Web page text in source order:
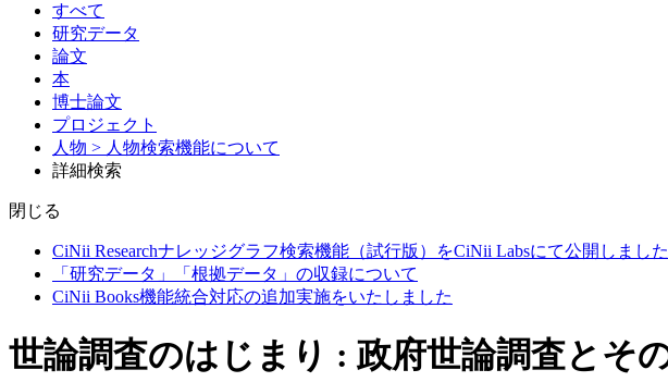
すべて
研究データ
論文
本
博士論文
プロジェクト
人物 > 人物検索機能について
詳細検索
閉じる
CiNii Researchナレッジグラフ検索機能（試行版）をCiNii Labsにて公開しました
「研究データ」「根拠データ」の収録について
CiNii Books機能統合対応の追加実施をいたしました
世論調査のはじまり : 政府世論調査とそ